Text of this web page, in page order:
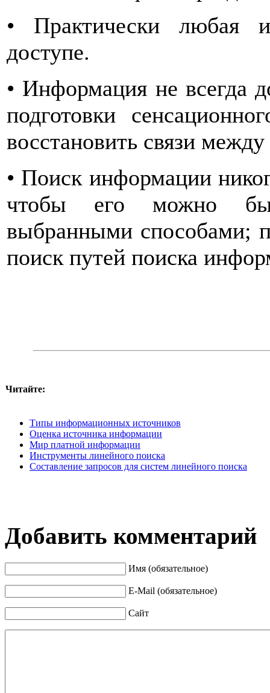
• Практически любая
доступе.
• Информация не всегда
подготовки
восстановить связи
• Поиск информации
чтобы его можно
выбранными способами;
поиск путей поиска
Читайте:
Типы информационных источников
Оценка источника информации
Мир платной информации
Инструменты линейного поиска
Составление запросов для систем линейного поиска
Добавить комментарий
Имя (обязательное)
E-Mail (обязательное)
Сайт